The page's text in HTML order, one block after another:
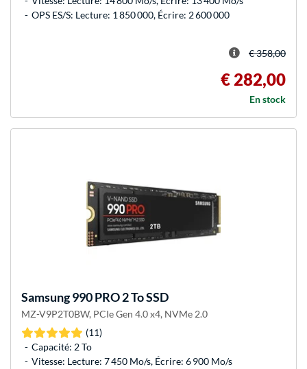
OPS ES/S: Lecture: 1 850 000, Écrire: 2 600 000
€ 358,00
€ 282,00
En stock
Samsung990 PRO 2 To SSD
MZ-V9P2T0BW, PCIe Gen 4.0 x4, NVMe 2.0
(11)
Capacité: 2 To
Vitesse: Lecture: 7 450 Mo/s, Écrire: 6 900 Mo/s